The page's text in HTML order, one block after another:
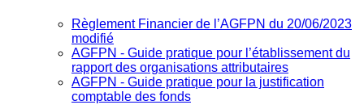
Règlement Financier de l’AGFPN du 20/06/2023
modifié
AGFPN ‐ Guide pratique pour l’établissement du
rapport des organisations attributaires
AGFPN ‐ Guide pratique pour la justification
comptable des fonds